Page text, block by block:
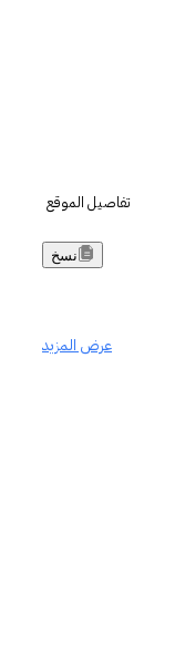
تفاصيل الموقع
نسخ
عرض المزيد